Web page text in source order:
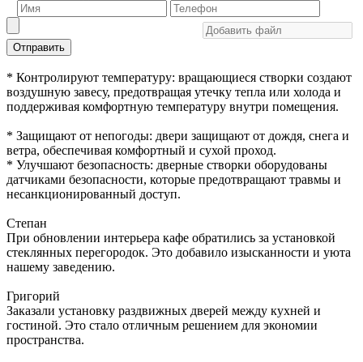
Отправить
* Контролируют температуру: вращающиеся створки создают
воздушную завесу, предотвращая утечку тепла или холода и
поддерживая комфортную температуру внутри помещения.
* Защищают от непогоды: двери защищают от дождя, снега и
ветра, обеспечивая комфортный и сухой проход.
* Улучшают безопасность: дверные створки оборудованы
датчиками безопасности, которые предотвращают травмы и
несанкционированный доступ.
Степан
При обновлении интерьера кафе обратились за установкой
стеклянных перегородок. Это добавило изысканности и уюта
нашему заведению.
Григорий
Заказали установку раздвижных дверей между кухней и
гостиной. Это стало отличным решением для экономии
пространства.